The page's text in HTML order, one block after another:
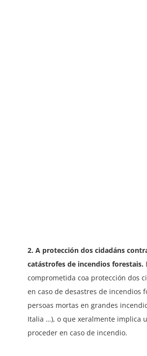
2. A protección dos cidadáns
catástrofes de incendios forestais.
comprometida coa protección dos
en caso de desastres de incendios
persoas mortas en grandes
Italia …), o que xeralmente implica
proceder en caso de incendio.